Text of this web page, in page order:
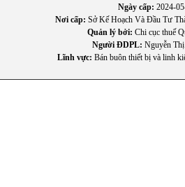
Pin hoạt động liên tục khoảng 6
3. Loa có đi kèm micro không?
Ngày cấp: 2024-
Nơi cấp: Sở Kế Hoạch Và Đầu Tư
Quản lý bởi: Chi cục thuế
Người ĐDPL: Nguyễn
Lĩnh vực: Bán buôn thiết bị và linh